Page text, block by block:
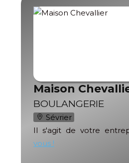
Maison
BOULANGERIE
Sévrier
Il s'agit de votre
vous !